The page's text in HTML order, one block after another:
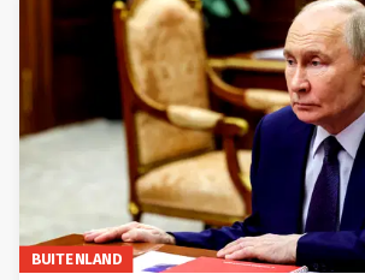
BUITENLAND